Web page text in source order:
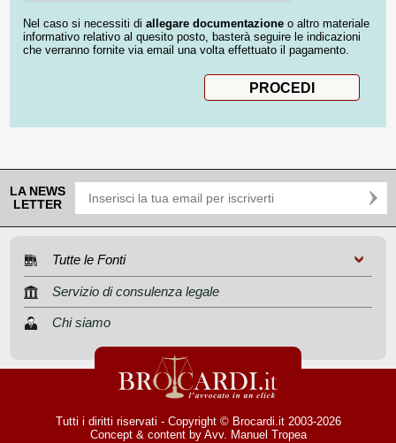
Nel caso si necessiti di allegare documentazione o altro materiale
informativo relativo al quesito posto, basterà seguire le indicazioni
che verranno fornite via email una volta effettuato il pagamento.
LA NEWS
LETTER
Tutte le Fonti
Servizio di consulenza legale
Chi siamo
Tutti i diritti riservati - Copyright © Brocardi.it 2003-2026
Concept & content by Avv. Manuel Tropea